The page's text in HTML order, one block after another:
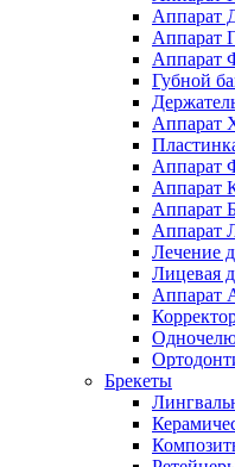
Аппарат
Аппарат
Аппарат
Губной
Аппарат
Аппарат
Аппарат
Аппарат
Аппарат
Лечение
Лицевая
Аппарат
Брекеты